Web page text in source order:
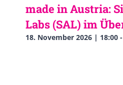
made in Austria:
Labs (SAL) im
18. November 2026 | 18:00 -